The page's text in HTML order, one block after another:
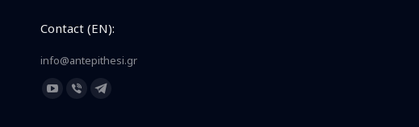
Contact (EN):
info@antepithesi.gr
Find us on:
YouTubeViberTelegram